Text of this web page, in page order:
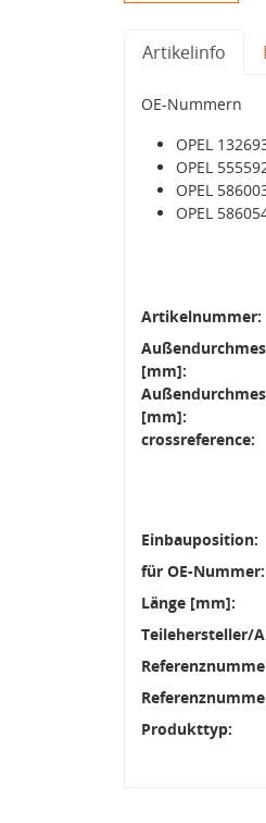
Artikelinfo
OE-Nummern
OPEL
OPEL
OPEL
OPEL
Artikelnummer:
[mm]:
[mm]:
crossreference:
Einbauposition:
für OE-Nummer:
Länge [mm]:
Teilehersteller/
Produkttyp: